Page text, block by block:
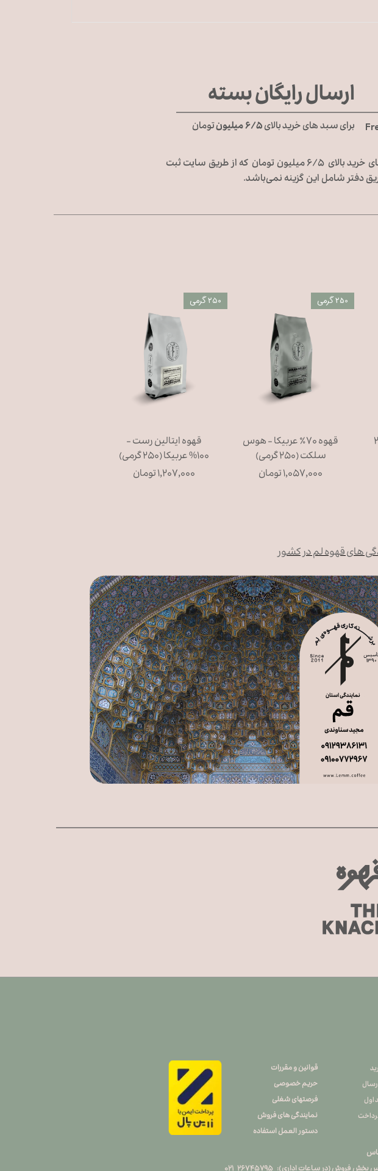
ارسال رایگان بسته
برای سبد های خرید بالای۶/۵ میلیون تومان
هزینه ارسال کالا برای تهران و شهرستان در تمامی گزینه‌های ارسال در سبد‌های خرید بالای ۶/۵ میلیون تومان که از طریق سایت ثبت
دفتر شامل این گزینه نمی‌باشد.
قهوه ۷۰٪ عربیکا - هوس
سلکت (۲۵۰ گرمی)
۱,۰۵۷,۰۰۰ تومان
250 گرمی
قهوه ایتالین رست -
۱۰۰% عربیکا (۲۵۰ گرمی)
۱,۲۰۷,۰۰۰ تومان
۲۵۰ گرمی
های قهوه لم در کشور
قوانین و مقررات
حریم خصوصی
فرصتهای شغلی
نمایندگی های فروش
دستور العمل استفاده